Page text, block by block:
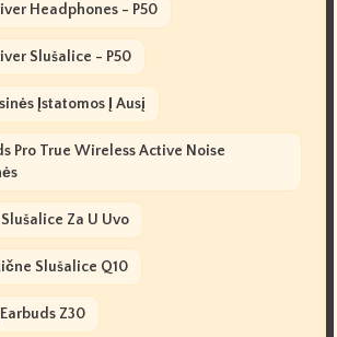
Headphones - P50
Slušalice - P50
Įstatomos Į Ausį
Pro True Wireless Active Noise
Za U Uvo
Slušalice Q10
Z30